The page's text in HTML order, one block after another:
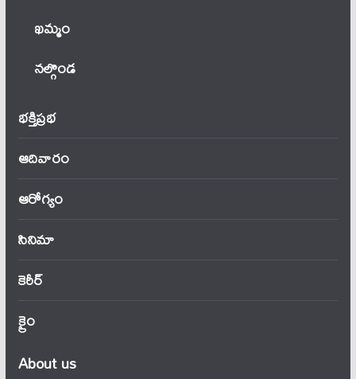
ఖ‌మ్మం
నల్గొండ
భక్తిప్రభ
ఆదివారం
ఆరోగ్యం
సినిమా
కెరీర్
క్రైం
About us